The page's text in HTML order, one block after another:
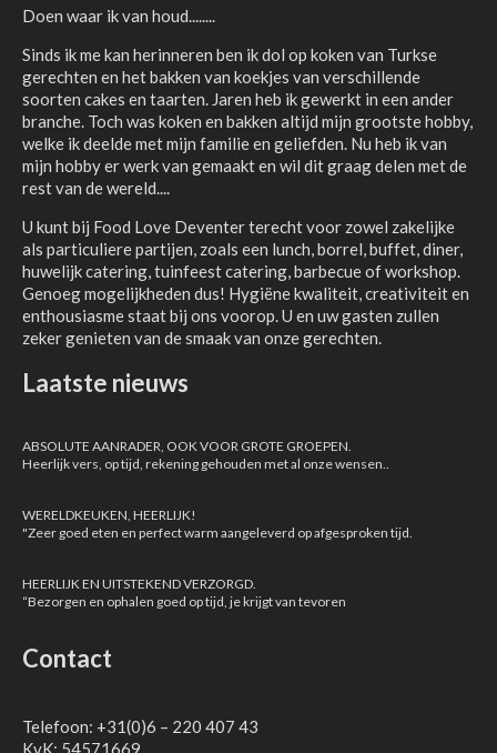
Doen waar ik van houd........
Sinds ik me kan herinneren ben ik dol op koken van Turkse
gerechten en het bakken van koekjes van verschillende
soorten cakes en taarten. Jaren heb ik gewerkt in een ander
branche. Toch was koken en bakken altijd mijn grootste hobby,
welke ik deelde met mijn familie en geliefden. Nu heb ik van
mijn hobby er werk van gemaakt en wil dit graag delen met de
rest van de wereld....
U kunt bij Food Love Deventer terecht voor zowel zakelijke
als particuliere partijen, zoals een lunch, borrel, buffet, diner,
huwelijk catering, tuinfeest catering, barbecue of workshop.
Genoeg mogelijkheden dus! Hygiëne kwaliteit, creativiteit en
enthousiasme staat bij ons voorop. U en uw gasten zullen
zeker genieten van de smaak van onze gerechten.
Laatste nieuws
ABSOLUTE AANRADER, OOK VOOR GROTE GROEPEN.
Heerlijk vers, op tijd, rekening gehouden met al onze wensen..
WERELDKEUKEN, HEERLIJK!
"Zeer goed eten en perfect warm aangeleverd op afgesproken tijd.
HEERLIJK EN UITSTEKEND VERZORGD.
“Bezorgen en ophalen goed op tijd, je krijgt van tevoren
Contact
Telefoon: +31(0)6 – 220 407 43
KvK: 54571669